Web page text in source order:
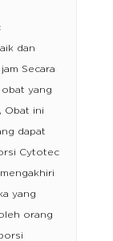
dan
Secara
yang
Obat ini
dapat
Cytotec
yang
orang